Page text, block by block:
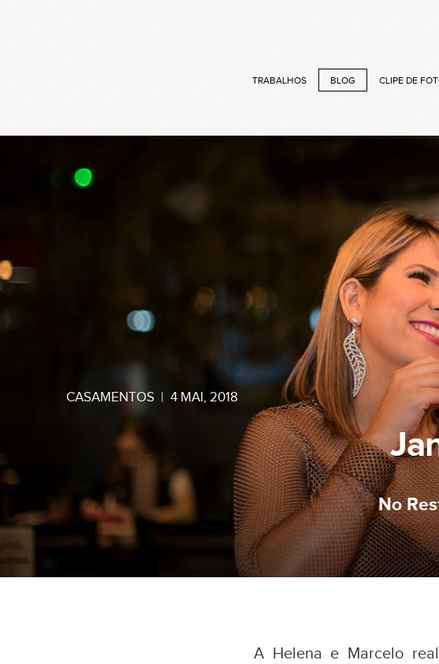
TRABALHOS BLOG CLIPE DE
CASAMENTOS | 4 MAI, 2018
No
A Helena e Marcelo